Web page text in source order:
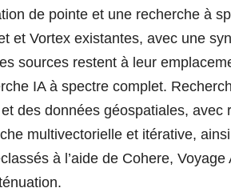
de pointe et une recherche à
et Vortex existantes, avec une
sources restent à leur
IA à spectre complet.
des données géospatiales,
multivectorielle et itérative,
à l’aide de Cohere,